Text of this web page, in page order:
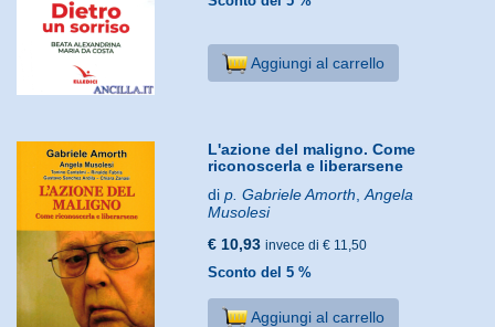
Aggiungi al carrello
L'azione del maligno. Come
riconoscerla e liberarsene
dip. Gabriele Amorth ,Angela
Musolesi
€ 10,93 invece di € 11,50
Sconto del 5 %
Aggiungi al carrello